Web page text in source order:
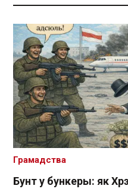
Бунт у бункеры: як
Грамадства